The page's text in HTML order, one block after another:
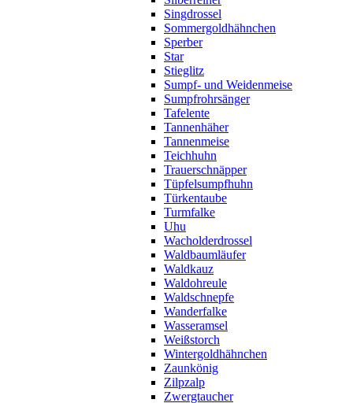
Singdrossel
Sommergoldhähnchen
Sperber
Star
Stieglitz
Sumpf- und Weidenmeise
Sumpfrohrsänger
Tafelente
Tannenhäher
Tannenmeise
Teichhuhn
Trauerschnäpper
Tüpfelsumpfhuhn
Türkentaube
Turmfalke
Uhu
Wacholderdrossel
Waldbaumläufer
Waldkauz
Waldohreule
Waldschnepfe
Wanderfalke
Wasseramsel
Weißstorch
Wintergoldhähnchen
Zaunkönig
Zilpzalp
Zwergtaucher